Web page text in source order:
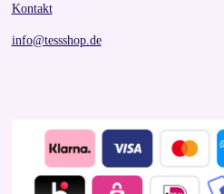
Kontakt
info@tessshop.de